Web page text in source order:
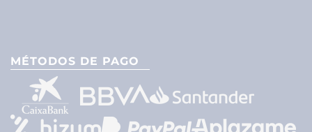
MÉTODOS DE PAGO